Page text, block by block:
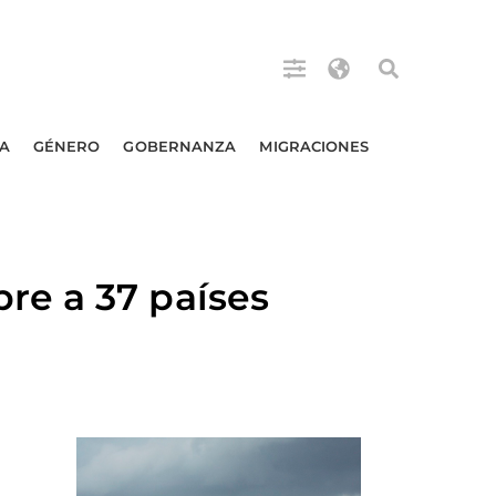
GÉNERO GOBERNANZA MIGRACIONES
a 37 países